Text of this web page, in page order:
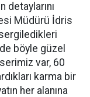
Müdürü İdris
böyle güzel
var, 60
karma bir
her alanına